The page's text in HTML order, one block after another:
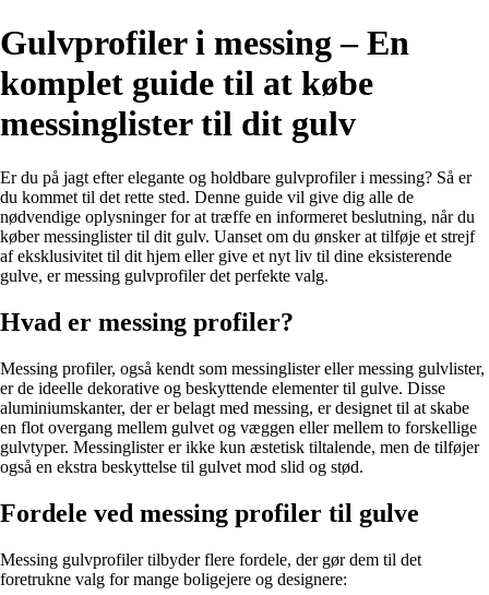
Gulvprofiler i messing – En
komplet guide til at købe
messinglister til dit gulv
Er du på jagt efter elegante og holdbare gulvprofiler i messing? Så er
du kommet til det rette sted. Denne guide vil give dig alle de
nødvendige oplysninger for at træffe en informeret beslutning, når du
køber messinglister til dit gulv. Uanset om du ønsker at tilføje et strejf
af eksklusivitet til dit hjem eller give et nyt liv til dine eksisterende
gulve, er messing gulvprofiler det perfekte valg.
Hvad er messing profiler?
Messing profiler, også kendt som messinglister eller messing gulvlister,
er de ideelle dekorative og beskyttende elementer til gulve. Disse
aluminiumskanter, der er belagt med messing, er designet til at skabe
en flot overgang mellem gulvet og væggen eller mellem to forskellige
gulvtyper. Messinglister er ikke kun æstetisk tiltalende, men de tilføjer
også en ekstra beskyttelse til gulvet mod slid og stød.
Fordele ved messing profiler til gulve
Messing gulvprofiler tilbyder flere fordele, der gør dem til det
foretrukne valg for mange boligejere og designere: